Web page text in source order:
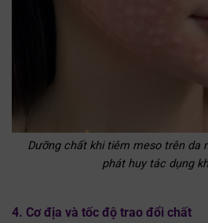
Dưỡng chất khi tiêm meso trên da
phát huy tác dụng
4. Cơ địa và tốc độ trao đổi chất